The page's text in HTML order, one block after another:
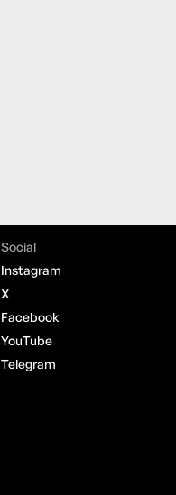
Social
Instagram
X
Facebook
YouTube
Telegram